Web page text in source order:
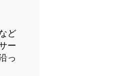
ど
ー
っ